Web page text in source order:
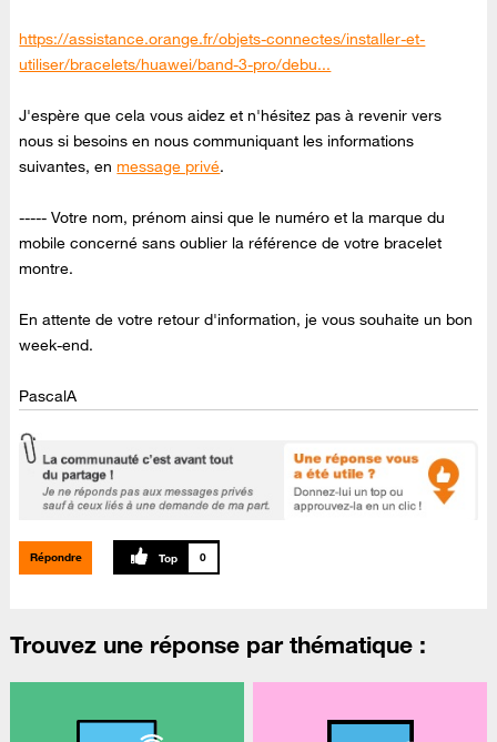
https://assistance.orange.fr/objets-connectes/installer-et-
utiliser/bracelets/huawei/band-3-pro/debu...
J'espère que cela vous aidez et n'hésitez pas à revenir vers
nous si besoins en nous communiquant les informations
suivantes, enmessage privé.
----- Votre nom, prénom ainsi que le numéro et la marque du
mobile concerné sans oublier la référence de votre bracelet
montre.
En attente de votre retour d'information, je vous souhaite un bon
week-end.
PascalA
Répondre 0
Trouvez une réponse par thématique :